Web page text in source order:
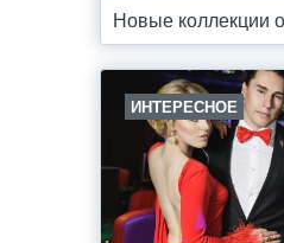
Новые коллекции
ИНТЕРЕСНОЕ